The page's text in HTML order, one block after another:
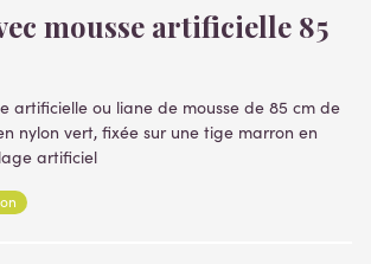
artificielle ou liane de mousse de 85 cm de
nylon vert, fixée sur une tige marron en
artificiel